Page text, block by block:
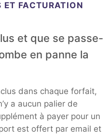
FACTURATION
et que se passe-
en panne la
dans chaque forfait,
a aucun palier de
à payer pour un
est offert par email et